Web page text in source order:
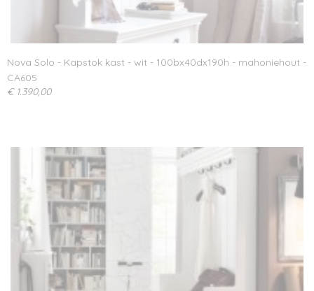
Nova Solo - Kapstok kast - wit - 100bx40dx190h - mahoniehout -
CA605
€ 1.390,00